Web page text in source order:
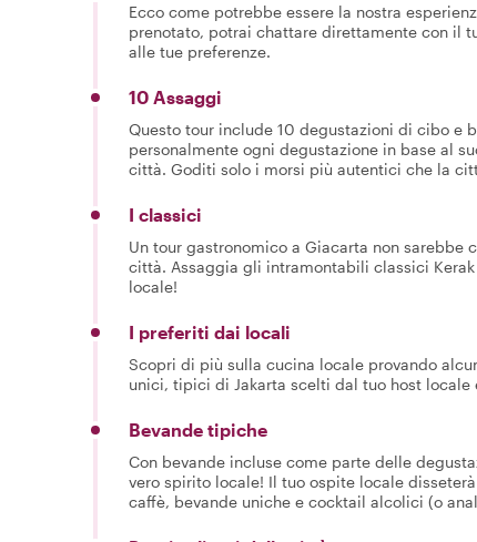
Ecco come potrebbe essere la nostra
prenotato, potrai chattare direttamente con il
alle tue preferenze.
10 Assaggi
Questo tour include 10 degustazioni di cibo e
personalmente ogni degustazione in base al
città. Goditi solo i morsi più autentici che la
I classici
Un tour gastronomico a Giacarta non
città. Assaggia gli intramontabili classici
locale!
I preferiti dai locali
Scopri di più sulla cucina locale provando
unici, tipici di Jakarta scelti dal tuo host
Bevande tipiche
Con bevande incluse come parte delle
vero spirito locale! Il tuo ospite locale
caffè, bevande uniche e cocktail alcolici (o